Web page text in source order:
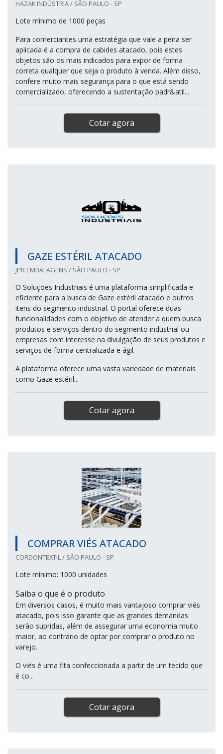
HAZAK INDÚSTRIA / SÃO PAULO - SP
Lote mínimo de 1000 peças
Para comerciantes uma estratégia que vale a pena ser
aplicada é a compra de cabides atacado, pois estes
objetos são os mais indicados para expor de forma
correta qualquer que seja o produto à venda. Além disso,
confere muito mais segurança para o que está sendo
comercializado, oferecendo a sustentação padr&atil...
Cotar agora
GAZE ESTÉRIL ATACADO
JPR EMBALAGENS / SÃO PAULO - SP
O Soluções Industriais é uma plataforma simplificada e
eficiente para a busca de Gaze estéril atacado e outros
itens do segmento industrial. O portal oferece duas
funcionalidades com o objetivo de atender a quem busca
produtos e serviços dentro do segmento industrial ou
empresas com interesse na divulgação de seus produtos e
serviços de forma centralizada e ágil.
A plataforma oferece uma vasta variedade de materiais
como Gaze estéril...
Cotar agora
COMPRAR VIÉS ATACADO
CORDONTEXTIL / SÃO PAULO - SP
Lote mínimo: 1000 unidades
Saiba o que é o produto
Em diversos casos, é muito mais vantajoso comprar viés
atacado, pois isso garante que as grandes demandas
serão supridas, além de assegurar uma economia muito
maior, ao contrário de optar por comprar o produto no
varejo.
O viés é uma fita confeccionada a partir de um tecido que
é co...
Cotar agora